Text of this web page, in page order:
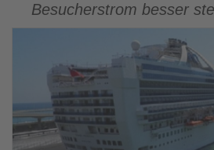
Besucherstrom besser